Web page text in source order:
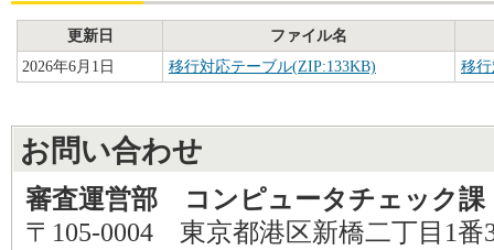
更新日
ファイル名
2026年6月1日
移行対応テーブル(ZIP:133KB) 移
お問い合わせ
審査運営部 コンピュータチェック課
〒105-0004 東京都港区新橋二丁目1番